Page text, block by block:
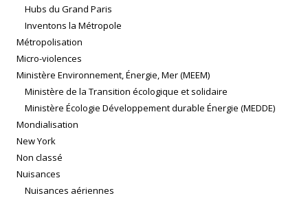
Hubs du Grand Paris
Inventons la Métropole
Métropolisation
Micro-violences
Ministère Environnement, Énergie, Mer (MEEM)
Ministère de la Transition écologique et solidaire
Ministère Écologie Développement durable Énergie (MEDDE)
Mondialisation
New York
Non classé
Nuisances
Nuisances aériennes